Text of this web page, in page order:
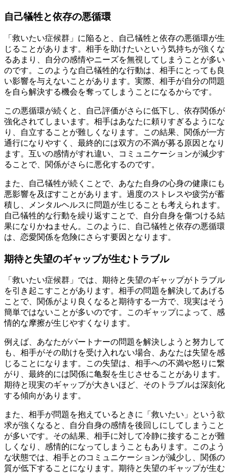
自己犠牲と依存の悪循環
「救いたい症候群」に陥ると、自己犠牲と依存の悪循環が生
じることがあります。相手を助けたいという気持ちが強くな
るあまり、自分の感情やニーズを無視してしまうことが多い
のです。このような自己犠牲的な行動は、相手にとっても良
い影響を与えないことがあります。実際、相手が自分の問題
を自ら解決する機会を奪ってしまうことになるからです。
この悪循環が続くと、自己評価がさらに低下し、依存関係が
強化されてしまいます。相手はあなたに頼りすぎるようにな
り、自立することが難しくなります。この結果、関係が一方
通行になりやすく、最終的には双方の不満が募る原因となり
ます。互いの感情がすれ違い、コミュニケーションが減少す
ることで、関係がさらに悪化するのです。
また、自己犠牲が続くことで、あなた自身の心身の健康にも
悪影響を及ぼすことがあります。過度のストレスや疲労が蓄
積し、メンタルヘルスに問題が生じることも考えられます。
自己犠牲的な行動を繰り返すことで、自分自身を傷つける結
果になりかねません。このように、自己犠牲と依存の悪循環
は、恋愛関係を危険にさらす要因となります。
期待と失望のギャップが生むトラブル
「救いたい症候群」では、期待と失望のギャップがトラブル
を引き起こすことがあります。相手の問題を解決してあげる
ことで、関係がより良くなると期待する一方で、現実はそう
簡単ではないことが多いのです。このギャップによって、感
情的な摩擦が生じやすくなります。
例えば、あなたがパートナーの問題を解決しようと努力して
も、相手がその助けを受け入れない場合、あなたは失望を感
じることになります。この失望は、相手への不満や怒りに繋
がり、最終的には関係に亀裂を生じさせることがあります。
期待と現実のギャップが大きいほど、そのトラブルは深刻化
する傾向があります。
また、相手が問題を抱えているときに「救いたい」という欲
求が強くなると、自分自身の感情を後回しにしてしまうこと
が多いです。その結果、相手に対して冷静に接することが難
しくなり、感情的になってしまうこともあります。このよう
な状態では、相手とのコミュニケーションが減少し、関係の
質が低下することになります。期待と失望のギャップが生む